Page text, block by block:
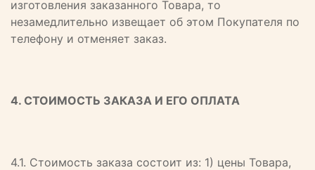
изготовления заказанного Товара, то
незамедлительно извещает об этом Покупателя по
телефону и отменяет заказ.
4. СТОИМОСТЬ ЗАКАЗА И ЕГО ОПЛАТА
4.1. Стоимость заказа состоит из: 1) цены Товара,